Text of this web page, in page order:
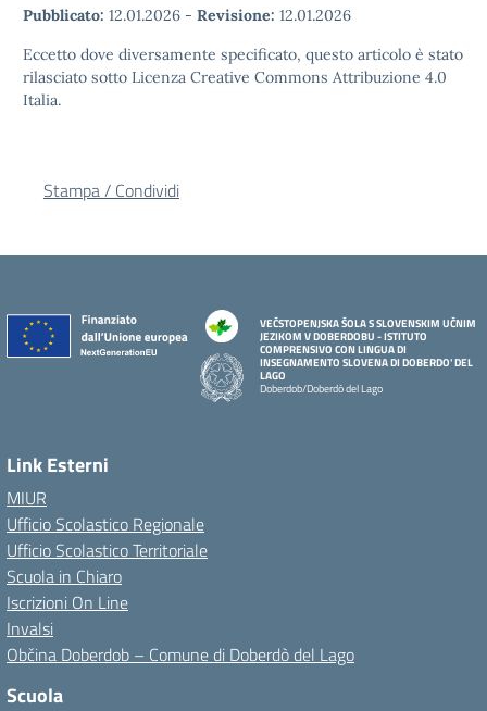
Pubblicato: 12.01.2026 - Revisione: 12.01.2026
Eccetto dove diversamente specificato, questo articolo è stato
rilasciato sotto Licenza Creative Commons Attribuzione 4.0
Italia.
Stampa / Condividi
VEČSTOPENJSKA ŠOLA S SLOVENSKIM UČNIM
JEZIKOM V DOBERDOBU - ISTITUTO
COMPRENSIVO CON LINGUA DI
INSEGNAMENTO SLOVENA DI DOBERDO' DEL
LAGO
Doberdob/Doberdò del Lago
Link Esterni
MIUR
Ufficio Scolastico Regionale
Ufficio Scolastico Territoriale
Scuola in Chiaro
Iscrizioni On Line
Invalsi
Občina Doberdob – Comune di Doberdò del Lago
Scuola